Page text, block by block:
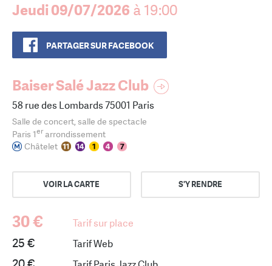
Jeudi 09/07/2026 à 19:00
PARTAGER SUR FACEBOOK
Baiser Salé Jazz Club
58 rue des Lombards 75001 Paris
Salle de concert, salle de spectacle
Paris 1erarrondissement
Châtelet
VOIR LA CARTE S'Y RENDRE
30 € Tarif sur place
25 € Tarif Web